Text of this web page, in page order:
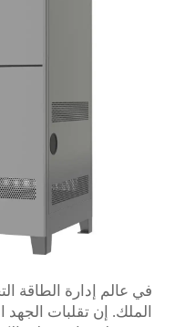
في عالم إدارة الطاقة
الملك. إن تقلبات